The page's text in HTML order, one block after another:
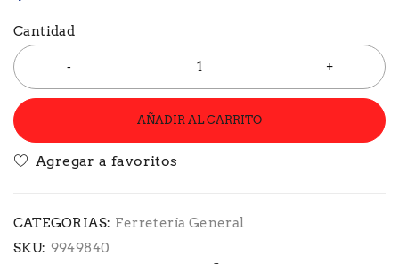
Cantidad
AÑADIR AL CARRITO
CATEGORIAS: Ferretería General
SKU: 9949840